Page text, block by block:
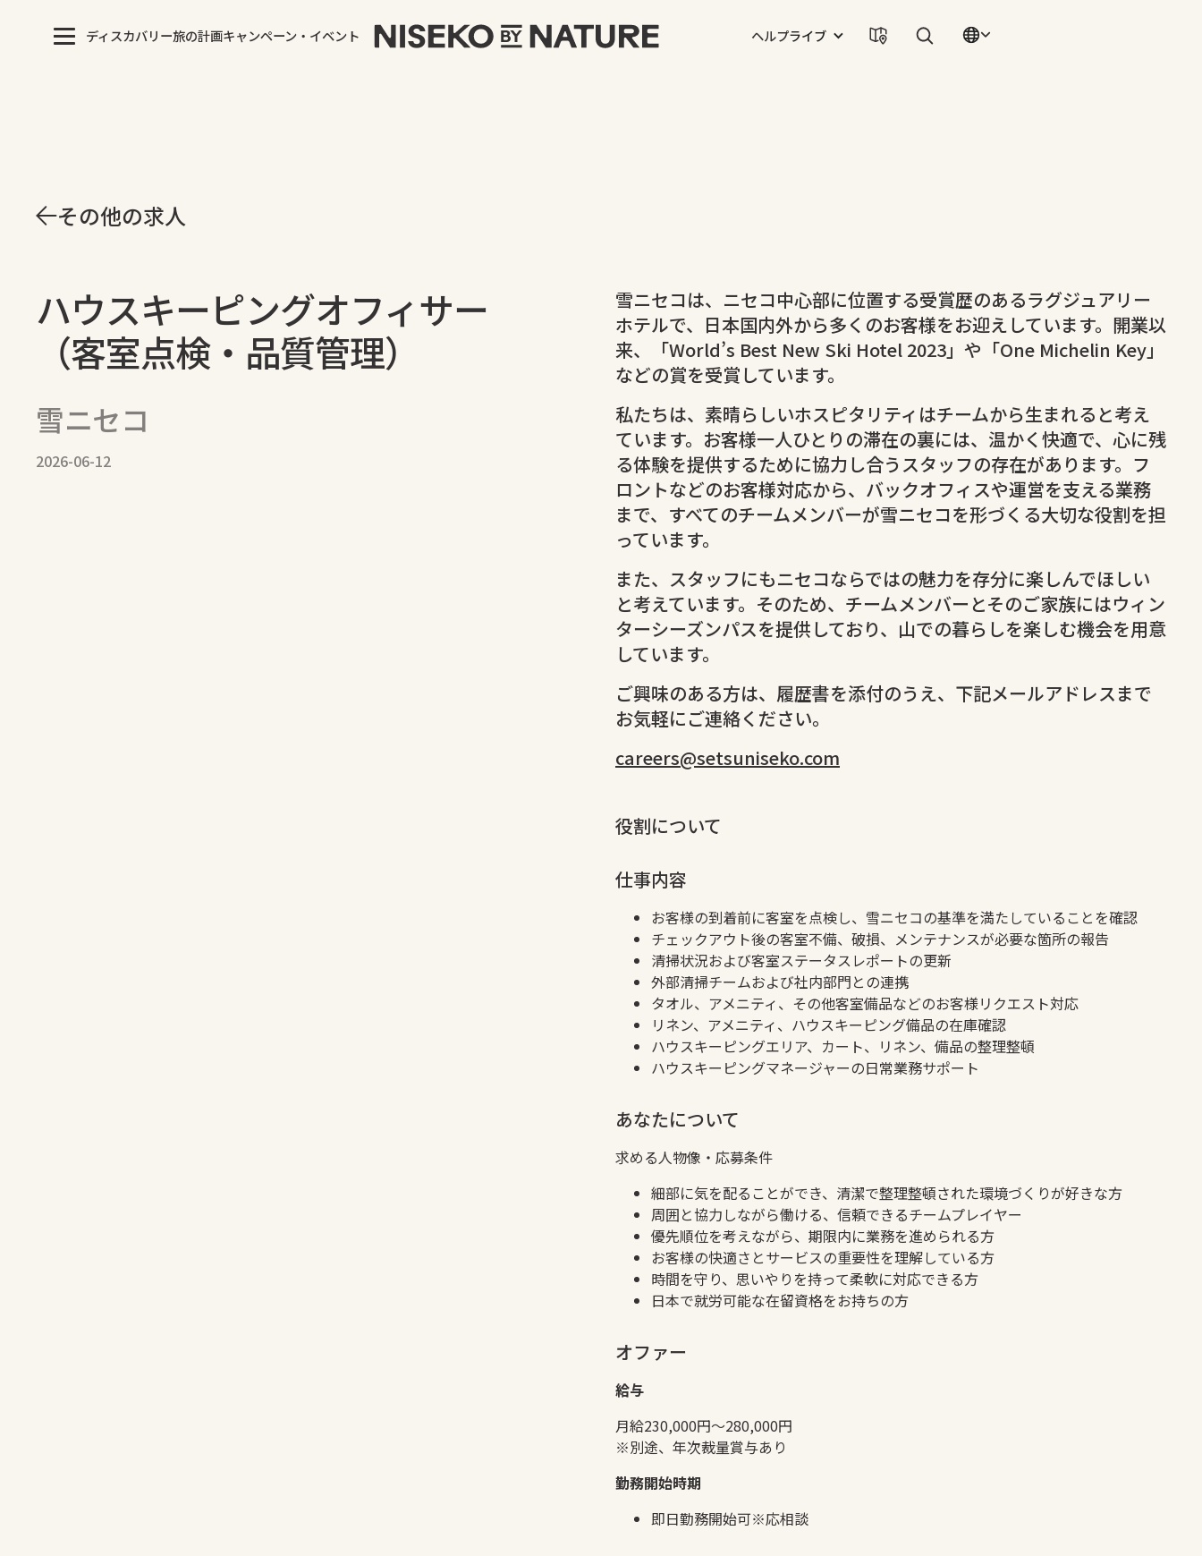
ディスカバリー旅の計画キャンペーン・イベント ヘルプライブ
その他の求人
ハウスキーピングオフィサー
（客室点検・品質管理）
雪ニセコ
2026-06-12
雪ニセコは、ニセコ中心部に位置する受賞歴のあるラグジュアリー
ホテルで、日本国内外から多くのお客様をお迎えしています。開業以
来、「World’s Best New Ski Hotel 2023」や「One Michelin Key」
などの賞を受賞しています。
私たちは、素晴らしいホスピタリティはチームから生まれると考え
ています。お客様一人ひとりの滞在の裏には、温かく快適で、心に残
る体験を提供するために協力し合うスタッフの存在があります。フ
ロントなどのお客様対応から、バックオフィスや運営を支える業務
まで、すべてのチームメンバーが雪ニセコを形づくる大切な役割を担
っています。
また、スタッフにもニセコならではの魅力を存分に楽しんでほしい
と考えています。そのため、チームメンバーとそのご家族にはウィン
ターシーズンパスを提供しており、山での暮らしを楽しむ機会を用意
しています。
ご興味のある方は、履歴書を添付のうえ、下記メールアドレスまで
お気軽にご連絡ください。
careers@setsuniseko.com
役割について
仕事内容
お客様の到着前に客室を点検し、雪ニセコの基準を満たしていることを確認
チェックアウト後の客室不備、破損、メンテナンスが必要な箇所の報告
清掃状況および客室ステータスレポートの更新
外部清掃チームおよび社内部門との連携
タオル、アメニティ、その他客室備品などのお客様リクエスト対応
リネン、アメニティ、ハウスキーピング備品の在庫確認
ハウスキーピングエリア、カート、リネン、備品の整理整頓
ハウスキーピングマネージャーの日常業務サポート
あなたについて
求める人物像・応募条件
細部に気を配ることができ、清潔で整理整頓された環境づくりが好きな方
周囲と協力しながら働ける、信頼できるチームプレイヤー
優先順位を考えながら、期限内に業務を進められる方
お客様の快適さとサービスの重要性を理解している方
時間を守り、思いやりを持って柔軟に対応できる方
日本で就労可能な在留資格をお持ちの方
オファー
給与
月給230,000円〜280,000円
※別途、年次裁量賞与あり
勤務開始時期
即日勤務開始可※応相談